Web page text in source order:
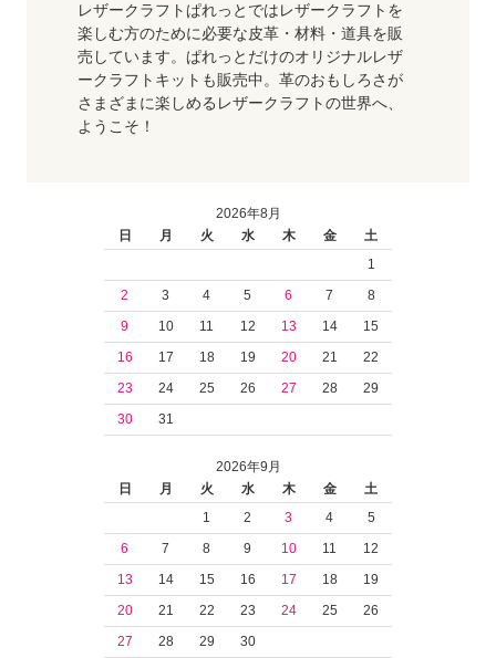
レザークラフトぱれっとではレザークラフトを
楽しむ方のために必要な皮革・材料・道具を販
売しています。ぱれっとだけのオリジナルレザ
ークラフトキットも販売中。革のおもしろさが
さまざまに楽しめるレザークラフトの世界へ、
ようこそ！
2026年8月
日
月 火 水 木 金
土
1
2
3 4 5 6 7
8
9
10 11 12 13 14
15
16
17 18 19 20 21
22
23
24 25 26 27 28
29
30
31
2026年9月
日
月 火 水 木 金
土
1
2 3 4
5
6
7 8 9 10 11
12
13
14 15 16 17 18
19
20
21 22 23 24 25
26
27
28 29 30